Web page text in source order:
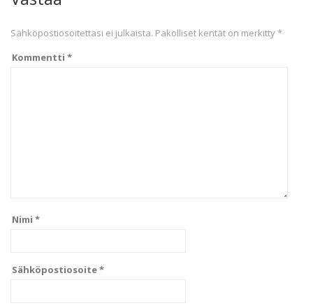
Sähköpostiosoitettasi ei julkaista. Pakolliset kentät on merkitty*
Kommentti *
Nimi *
Sähköpostiosoite*